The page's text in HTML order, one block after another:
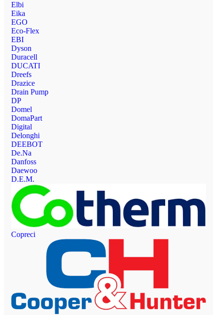
Elbi
Eika
EGO
Eco-Flex
EBI
Dyson
Duracell
DUCATI
Dreefs
Drazice
Drain Pump
DP
Domel
DomaPart
Digital
Delonghi
DEEBOT
De.Na
Danfoss
Daewoo
D.E.M.
Copreci